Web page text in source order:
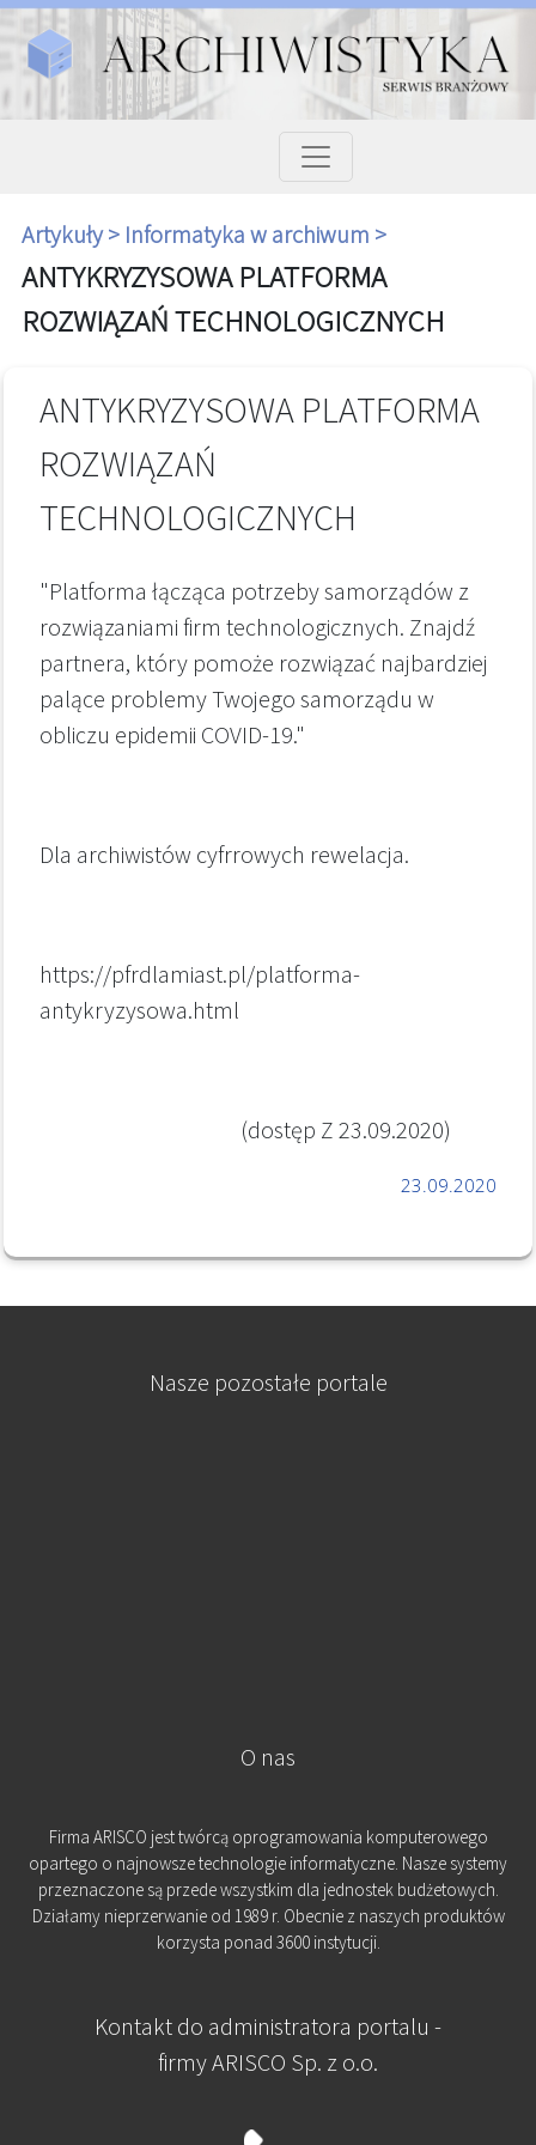
Artykuły > Informatyka w archiwum >
ANTYKRYZYSOWA PLATFORMA
ROZWIĄZAŃ TECHNOLOGICZNYCH
ANTYKRYZYSOWA PLATFORMA
ROZWIĄZAŃ
TECHNOLOGICZNYCH
"Platforma łącząca potrzeby samorządów z
rozwiązaniami firm technologicznych. Znajdź
partnera, który pomoże rozwiązać najbardziej
palące problemy Twojego samorządu w
obliczu epidemii COVID-19."
Dla archiwistów cyfrrowych rewelacja.
https://pfrdlamiast.pl/platforma-
antykryzysowa.html
(dostęp Z 23.09.2020)
23.09.2020
Nasze pozostałe portale
O nas
Firma ARISCO jest twórcą oprogramowania komputerowego
opartego o najnowsze technologie informatyczne. Nasze systemy
przeznaczone są przede wszystkim dla jednostek budżetowych.
Działamy nieprzerwanie od 1989 r. Obecnie z naszych produktów
korzysta ponad 3600 instytucji.
Kontakt do administratora portalu -
firmy ARISCO Sp. z o.o.